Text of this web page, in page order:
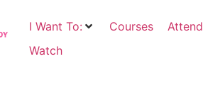
I Want To: Courses Attend
Watch